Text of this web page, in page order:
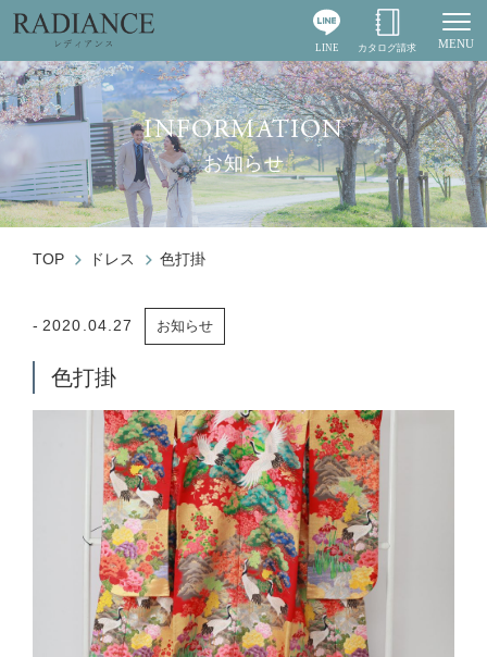
MENU
LINE カタログ請求
INFORMATION
お知らせ
TOP ドレス 色打掛
2020.04.27 お知らせ
色打掛